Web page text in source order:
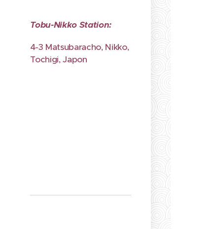
Tobu-Nikko Station:
4-3 Matsubaracho, Nikko,
Tochigi, Japon